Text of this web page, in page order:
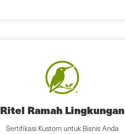
Ritel Ramah Lingkungan
Sertifikasi Kustom untuk Bisnis Anda